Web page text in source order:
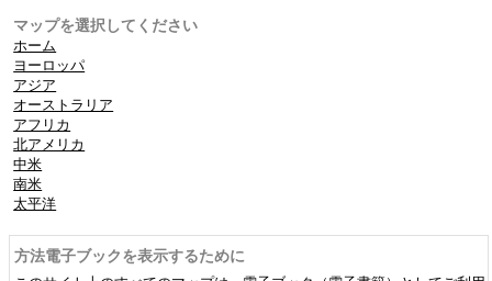
マップを選択してください
ホーム
ヨーロッパ
アジア
オーストラリア
アフリカ
北アメリカ
中米
南米
太平洋
方法電子ブックを表示するために